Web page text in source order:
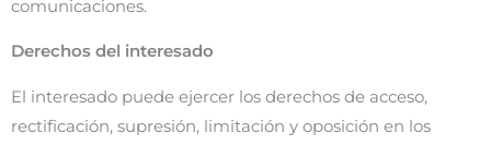
comunicaciones.
Derechos del interesado
El interesado puede ejercer los derechos de acceso,
rectificación, supresión, limitación y oposición en los